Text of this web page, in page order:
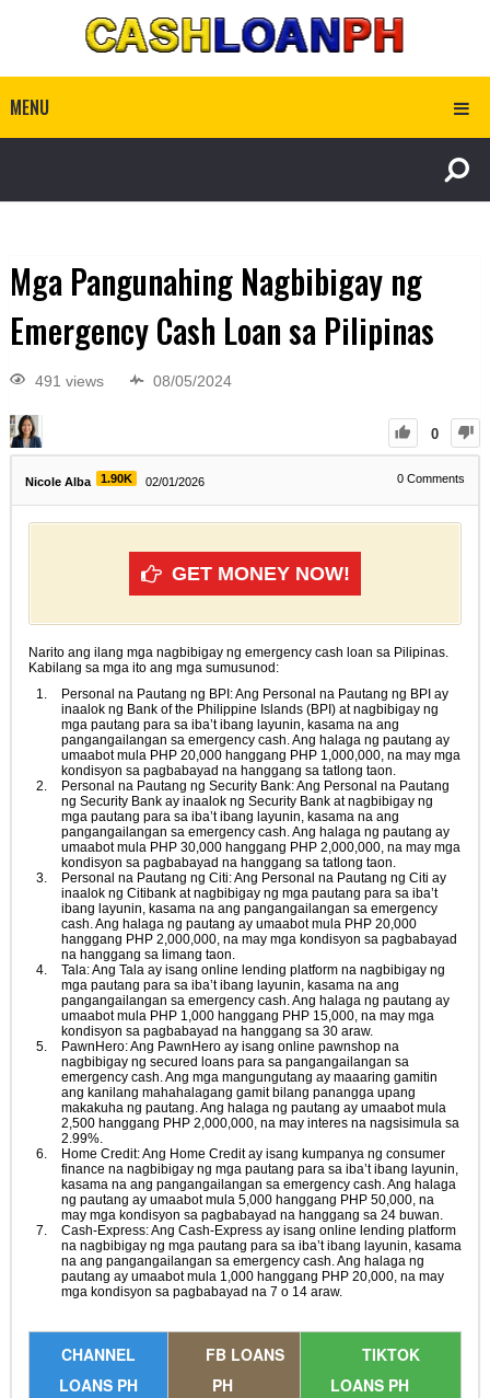
MENU
Mga Pangunahing Nagbibigay ng
Emergency Cash Loan sa Pilipinas
491 views 08/05/2024
0
Nicole Alba 1.90K 02/01/2026 0 Comments
GET MONEY NOW!
Narito ang ilang mga nagbibigay ng emergency cash loan sa Pilipinas.
Kabilang sa mga ito ang mga sumusunod:
Personal na Pautang ng BPI: Ang Personal na Pautang ng BPI ay
inaalok ng Bank of the Philippine Islands (BPI) at nagbibigay ng
mga pautang para sa iba’t ibang layunin, kasama na ang
pangangailangan sa emergency cash. Ang halaga ng pautang ay
umaabot mula PHP 20,000 hanggang PHP 1,000,000, na may mga
kondisyon sa pagbabayad na hanggang sa tatlong taon.
Personal na Pautang ng Security Bank: Ang Personal na Pautang
ng Security Bank ay inaalok ng Security Bank at nagbibigay ng
mga pautang para sa iba’t ibang layunin, kasama na ang
pangangailangan sa emergency cash. Ang halaga ng pautang ay
umaabot mula PHP 30,000 hanggang PHP 2,000,000, na may mga
kondisyon sa pagbabayad na hanggang sa tatlong taon.
Personal na Pautang ng Citi: Ang Personal na Pautang ng Citi ay
inaalok ng Citibank at nagbibigay ng mga pautang para sa iba’t
ibang layunin, kasama na ang pangangailangan sa emergency
cash. Ang halaga ng pautang ay umaabot mula PHP 20,000
hanggang PHP 2,000,000, na may mga kondisyon sa pagbabayad
na hanggang sa limang taon.
Tala: Ang Tala ay isang online lending platform na nagbibigay ng
mga pautang para sa iba’t ibang layunin, kasama na ang
pangangailangan sa emergency cash. Ang halaga ng pautang ay
umaabot mula PHP 1,000 hanggang PHP 15,000, na may mga
kondisyon sa pagbabayad na hanggang sa 30 araw.
PawnHero: Ang PawnHero ay isang online pawnshop na
nagbibigay ng secured loans para sa pangangailangan sa
emergency cash. Ang mga mangungutang ay maaaring gamitin
ang kanilang mahahalagang gamit bilang panangga upang
makakuha ng pautang. Ang halaga ng pautang ay umaabot mula
2,500 hanggang PHP 2,000,000, na may interes na nagsisimula sa
2.99%.
Home Credit: Ang Home Credit ay isang kumpanya ng consumer
finance na nagbibigay ng mga pautang para sa iba’t ibang layunin,
kasama na ang pangangailangan sa emergency cash. Ang halaga
ng pautang ay umaabot mula 5,000 hanggang PHP 50,000, na
may mga kondisyon sa pagbabayad na hanggang sa 24 buwan.
Cash-Express: Ang Cash-Express ay isang online lending platform
na nagbibigay ng mga pautang para sa iba’t ibang layunin, kasama
na ang pangangailangan sa emergency cash. Ang halaga ng
pautang ay umaabot mula 1,000 hanggang PHP 20,000, na may
mga kondisyon sa pagbabayad na 7 o 14 araw.
CHANNEL
LOANS PH
FB LOANS
PH
TIKTOK
LOANS PH